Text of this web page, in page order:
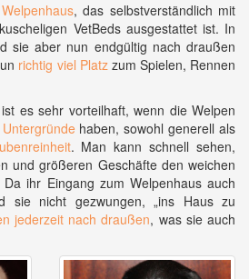
Welpenhaus, das selbstverständlich mit
VetBeds ausgestattet ist. In
sie aber nun endgültig nach draußen
richtig viel Platzzum Spielen, Rennen
es sehr vorteilhaft, wenn die Welpen
haben, sowohl generell als
. Man kann schnell sehen,
und größeren Geschäfte den weichen
ihr Eingang zum Welpenhaus auch
sie nicht gezwungen, „ins Haus zu
jederzeit nach draußen, was sie auch